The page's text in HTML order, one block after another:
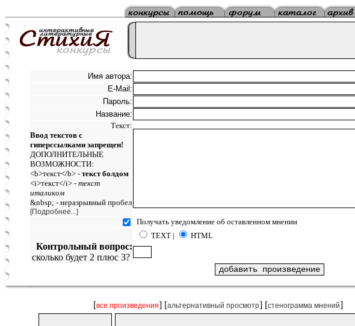
Имя автора:
E-Mail:
Пароль:
Название:
Текст:
Ввод текстов с
гиперссылками запрещен!
ДОПОЛНИТЕЛЬНЫЕ
ВОЗМОЖНОСТИ:
<b>текст</b> - текст болдом
<i>текст</i> - текст
италиком
&nbsp; - неразрывный пробел
[Подробнее...]
Получать уведомление об оставленном мнении
TEXT |
HTML
Контрольный вопрос:
сколько будет 2 плюс 3?
[все произведения] [альтернативный просмотр] [стенограмма мнений]